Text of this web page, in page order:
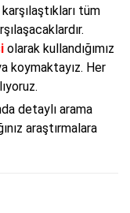
tüm
olarak kullandığımız
koymaktayız. Her
detaylı arama
araştırmalara